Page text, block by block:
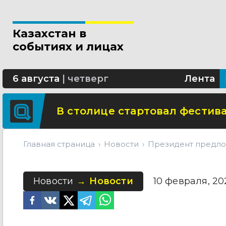
Казахстан в
событиях и лицах
6 августа четверг Лента
В Алматы благоустраивают
Сколько стоит собрать
В столице стартовал
Главная страница Новости Президент
Новости Новости 10 февраля,